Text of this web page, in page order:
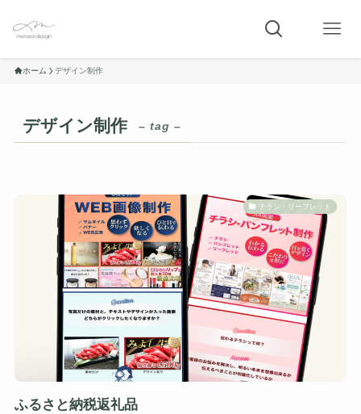
ホーム デザイン制作
デザイン制作 – tag –
チラシ・リーフレット
ふるさと納税返礼品